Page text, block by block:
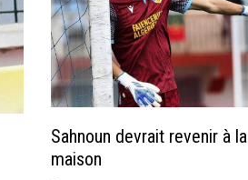
Sahnoun devrait revenir à la
maison